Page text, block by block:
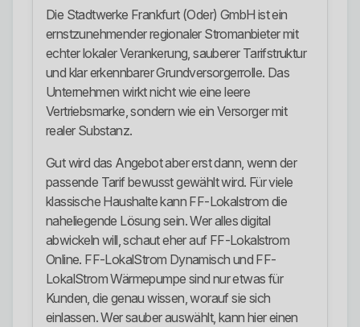
Die Stadtwerke Frankfurt (Oder) GmbH ist ein
ernstzunehmender regionaler Stromanbieter mit
echter lokaler Verankerung, sauberer Tarifstruktur
und klar erkennbarer Grundversorgerrolle. Das
Unternehmen wirkt nicht wie eine leere
Vertriebsmarke, sondern wie ein Versorger mit
realer Substanz.
Gut wird das Angebot aber erst dann, wenn der
passende Tarif bewusst gewählt wird. Für viele
klassische Haushalte kann FF-Lokalstrom die
naheliegende Lösung sein. Wer alles digital
abwickeln will, schaut eher auf FF-Lokalstrom
Online. FF-LokalStrom Dynamisch und FF-
LokalStrom Wärmepumpe sind nur etwas für
Kunden, die genau wissen, worauf sie sich
einlassen. Wer sauber auswählt, kann hier einen